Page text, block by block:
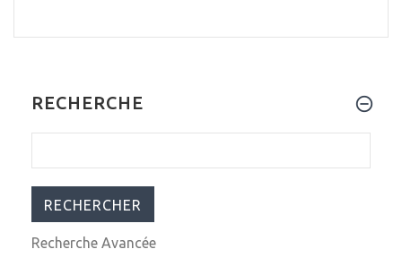
RECHERCHE
Recherche Avancée